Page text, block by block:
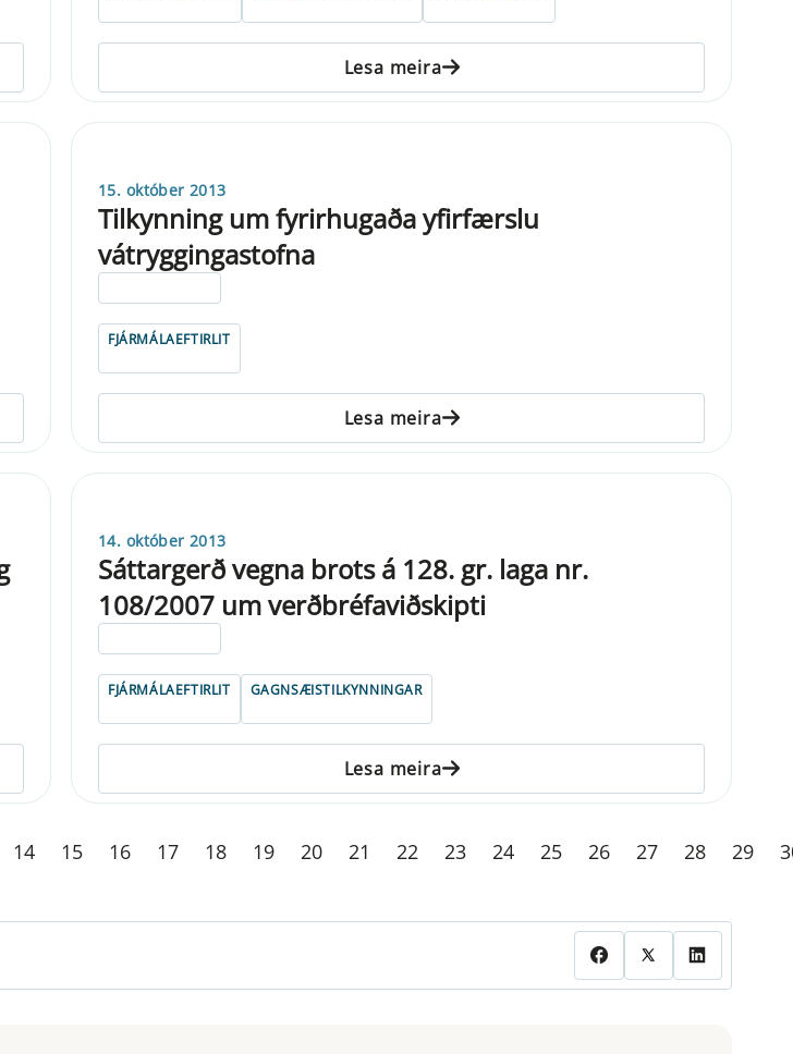
Lesa meira
15. október 2013
Tilkynning um fyrirhugaða yfirfærslu
vátryggingastofna
FJÁRMÁLAEFTIRLIT
Lesa meira
14. október 2013
Sáttargerð vegna brots á 128. gr. laga nr.
108/2007 um verðbréfaviðskipti
FJÁRMÁLAEFTIRLIT GAGNSÆISTILKYNNINGAR
Lesa meira
14 15 16 17 18 19 20 21 22 23 24 25 26 27 28 29